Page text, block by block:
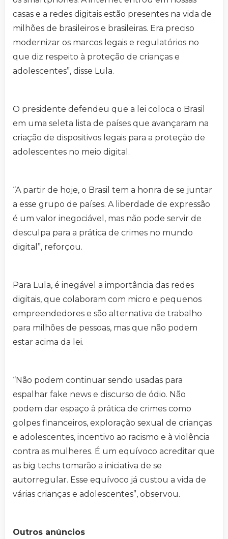
casas e a redes digitais estão presentes na vida de
milhões de brasileiros e brasileiras. Era preciso
modernizar os marcos legais e regulatórios no
que diz respeito à proteção de crianças e
adolescentes”, disse Lula.
O presidente defendeu que a lei coloca o Brasil
em uma seleta lista de países que avançaram na
criação de dispositivos legais para a proteção de
adolescentes no meio digital.
“A partir de hoje, o Brasil tem a honra de se juntar
a esse grupo de países. A liberdade de expressão
é um valor inegociável, mas não pode servir de
desculpa para a prática de crimes no mundo
digital”, reforçou.
Para Lula, é inegável a importância das redes
digitais, que colaboram com micro e pequenos
empreendedores e são alternativa de trabalho
para milhões de pessoas, mas que não podem
estar acima da lei.
“Não podem continuar sendo usadas para
espalhar fake news e discurso de ódio. Não
podem dar espaço à prática de crimes como
golpes financeiros, exploração sexual de crianças
e adolescentes, incentivo ao racismo e à violência
contra as mulheres. É um equívoco acreditar que
as big techs tomarão a iniciativa de se
autorregular. Esse equívoco já custou a vida de
várias crianças e adolescentes”, observou.
Outros anúncios